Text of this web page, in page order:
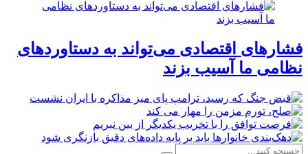
فشارهای اقتصادی می‌تواند به دستاوردهای
نظامی ما آسیب بزند